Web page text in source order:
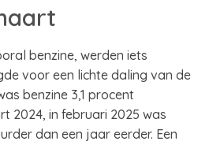
benzine, werden iets
voor een lichte daling van de
benzine 3,1 procent
2024, in februari 2025 was
dan een jaar eerder. Een